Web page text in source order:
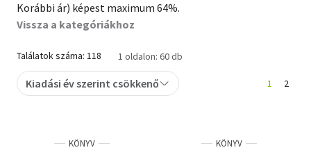
Szótár, nyelvkönyv
Társadalomtudomány
Korábbi ár) képest maximum 64%.
Vissza a kategóriákhoz
Találatok száma: 118 1 oldalon: 60 db
Kiadási év szerint csökkenő 1 2
KÖNYV KÖNYV